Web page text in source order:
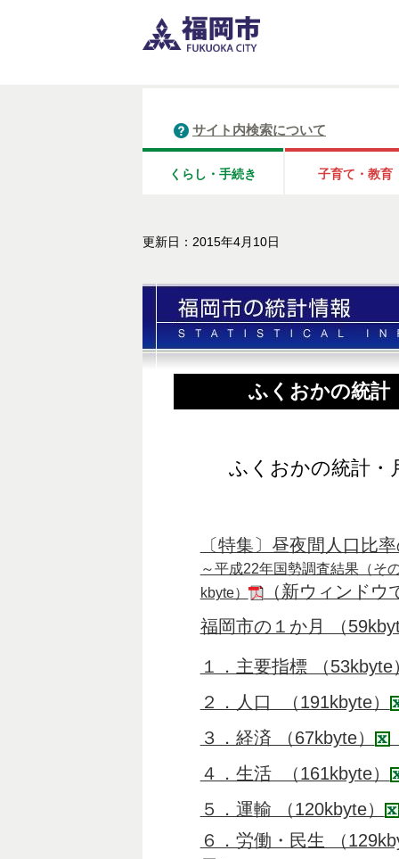
サイト内検索について
くらし・手続き 子育て・教育
更新日：2015年4月10日
ふくおかの統
ふくおかの統計
〔特集〕昼夜間人口比
～平成22年国勢調査結果（そ
kbyte）
（新ウィンドウ
福岡市の１か月 （
１．主要指標 （53kbyte
２．人口 （191kbyte）
３．経済 （67kbyte）
４．生活 （161kbyte）
５．運輸 （120kbyte）
６．労働・民生 （